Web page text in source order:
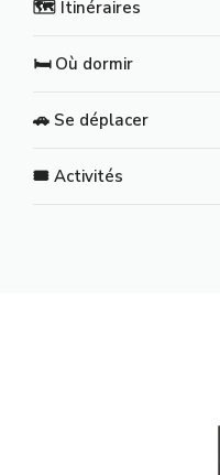
🗺️ Itinéraires
🛏️ Où dormir
🚗 Se déplacer
🎟️ Activités